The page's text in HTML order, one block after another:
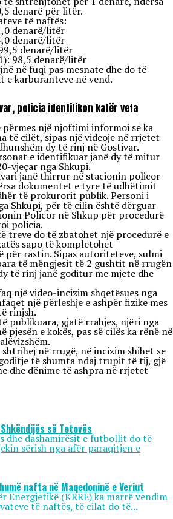
denarë për litër.
të naftës:
denarë/litër
denarë/litër
denarë/litër
98,5 denarë/litër
në fuqi pas mesnate dhe do të
e karburanteve në vend.
policia identifikon katër veta
një njoftimi informoi se ka
të cilët, sipas një videoje në rrjetet
dy të rinj në Gostivar.
e identifikuar janë dy të mitur
vjeçar nga Shkupi.
janë thirrur në stacionin policor
dokumentet e tyre të udhëtimit
të prokurorit publik. Personi i
Shkupi, për të cilin është dërguar
Policor në Shkup për procedurë
policia.
treve do të zbatohet një procedurë e
sapo të kompletohet
për rastin. Sipas autoriteteve, sulmi
të mëngjesit të 2 gushtit në rrugën
të rinj janë goditur me mjete dhe
një video-incizim shqetësues nga
një përleshje e ashpër fizike mes
rinjsh.
publikuara, gjatë rrahjes, njëri nga
pjesën e kokës, pas së cilës ka rënë në
në rrugë, në incizim shihet se
të shumta ndaj trupit të tij, gjë
dhe dënime të ashpra në rrjetet
së Tetovës
dhe dashamirësit e futbollit do të
sërish nga afër paraqitjen e
nafta në Maqedoninë e Veriut
Energjetikë (KRRE) ka marrë vendim
të naftës, të cilat do të...